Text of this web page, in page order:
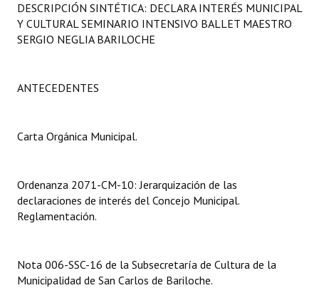
Programas
Constitución Nacional
Carta Orgánica 2007
Digesto
DOCUMENTOS
DESCRIPCIÓN SINTÉTICA: DECLARA INTERÉS MUNICIPAL
Y CULTURAL SEMINARIO INTENSIVO BALLET MAESTRO
SERGIO NEGLIA BARILOCHE
ANTECEDENTES
Carta Orgánica Municipal.
Ordenanza 2071-CM-10: Jerarquización de las
declaraciones de interés del Concejo Municipal.
Reglamentación.
Nota 006-SSC-16 de la Subsecretaría de Cultura de la
Municipalidad de San Carlos de Bariloche.